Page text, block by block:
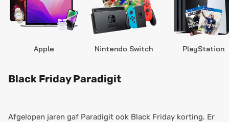
Apple Nintendo Switch PlayStation
Black Friday Paradigit
Afgelopen jaren gaf Paradigit ook Black Friday korting. Er